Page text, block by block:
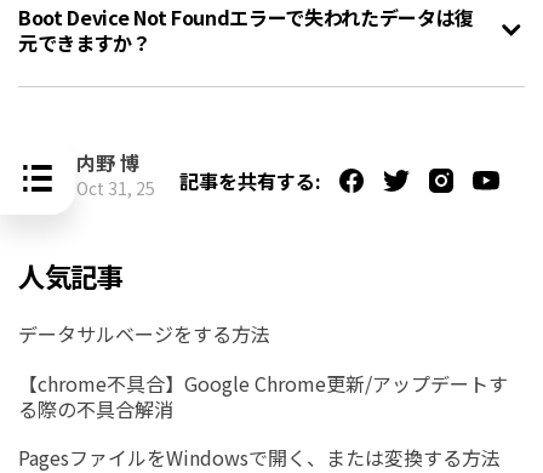
Boot Device Not Foundエラーで失われたデータは復
元できますか？
内野 博
Oct 31, 25 記事を共有する:
人気記事
データサルベージをする方法
【chrome不具合】Google Chrome更新/アップデートす
る際の不具合解消
PagesファイルをWindowsで開く、または変換する方法